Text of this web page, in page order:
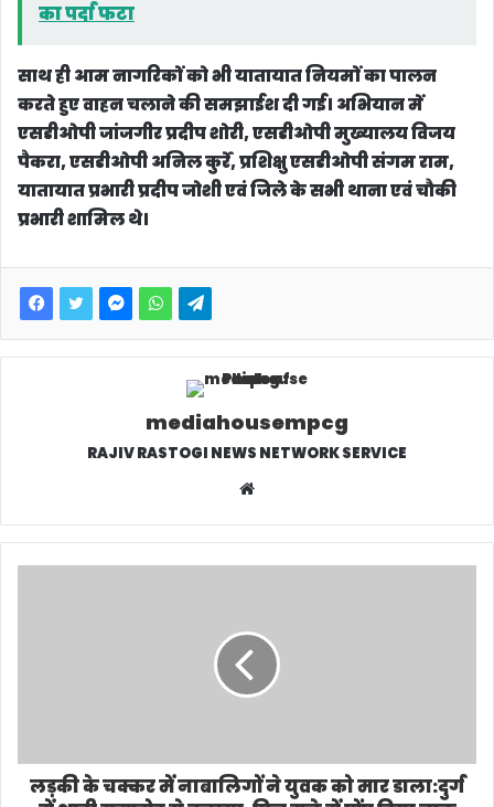
का पर्दा फटा
साथ ही आम नागरिकों को भी यातायात नियमों का पालन
करते हुए वाहन चलाने की समझाईश दी गई। अभियान में
एसडीओपी जांजगीर प्रदीप शोरी, एसडीओपी मुख्यालय विजय
पैकरा, एसडीओपी अनिल कुर्रे, प्रशिक्षु एसडीओपी संगम राम,
यातायात प्रभारी प्रदीप जोशी एवं जिले के सभी थाना एवं चौकी
प्रभारी शामिल थे।
mediahousempcg
RAJIV RASTOGI NEWS NETWORK SERVICE
b
s
e
लड़की के चक्कर में नाबालिगों ने युवक को मार डाला:दुर्ग